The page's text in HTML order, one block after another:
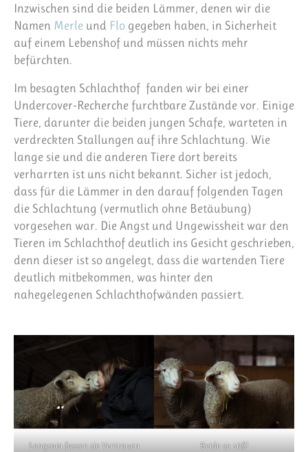
Inzwischen sind die beiden Lämmer, denen wir die
Namen Merle und Flo gegeben haben, in Sicherheit
auf einem Lebenshof und müssen nichts mehr
befürchten.
Im besagten Schlachthof fanden wir bei einer
Undercover-Recherche furchtbare Zustände vor. Einige
Tiere, darunter die beiden jungen Schafe, warteten in
verdreckten Stallungen auf ihre Schlachtung. Wie
lange sie und die anderen Tiere dort bereits
verharrten ist uns nicht bekannt. Sicher ist jedoch,
dass für die Lämmer in den darauf folgenden Tagen
die Schlachtung (vermutlich ohne Betäubung)
vorgesehen war. Die Angst und Ungewissheit war den
Tieren im Schlachthof deutlich ins Gesicht geschrieben,
denn dieser ist so angelegt, dass die wartenden Tiere
deutlich mitbekommen, was hinter den
nahegelegenen Schlachthofwänden passiert.
Langsam fassen sie Vertrauen Beide so süß!